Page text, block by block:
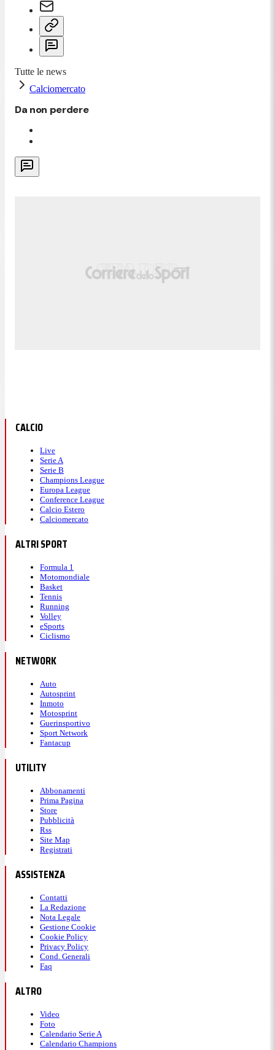
Tutte le news
Calciomercato
Da non perdere
CALCIO
Live
Serie A
Serie B
Champions League
Europa League
Conference League
Calcio Estero
Calciomercato
ALTRI SPORT
Formula 1
Motomondiale
Basket
Tennis
Running
Volley
eSports
Ciclismo
NETWORK
Auto
Autosprint
Inmoto
Motosprint
Guerinsportivo
Sport Network
Fantacup
UTILITY
Abbonamenti
Prima Pagina
Store
Pubblicità
Rss
Site Map
Registrati
ASSISTENZA
Contatti
La Redazione
Nota Legale
Gestione Cookie
Cookie Policy
Privacy Policy
Cond. Generali
Faq
ALTRO
Video
Foto
Calendario Serie A
Calendario Champions